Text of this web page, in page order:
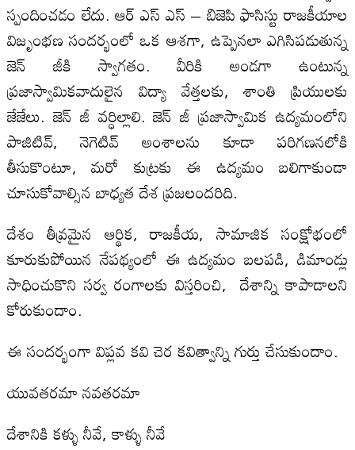
స్పందించడం లేదు. ఆర్ ఎస్ ఎస్ – బిజెపి ఫాసిస్టు రాజకీయాల
విజృంభణ సందర్భంలో ఒక ఆశగా, ఉప్పెనలా ఎగిసిపడుతున్న
జెన్ జీకి స్వాగతం. వీరికి అండగా ఉంటున్న
ప్రజాస్వామికవాదులైన విద్యా వేత్తలకు, శాంతి ప్రియులకు
జేజేలు. జెన్ జీ వర్ధిల్లాలి. జెన్ జీ ప్రజాస్వామిక ఉద్యమంలోని
పాజిటివ్, నెగెటివ్ అంశాలను కూడా పరిగణనలోకి
తీసుకొంటూ, మరో కుట్రకు ఈ ఉద్యమం బలిగాకుండా
చూసుకోవాల్సిన బాధ్యత దేశ ప్రజలందరిది.
దేశం తీవ్రమైన ఆర్థిక, రాజకీయ, సామాజిక సంక్షోభంలో
కూరుకుపోయిన నేప‌థ్యంలో ఈ ఉద్యమం బలపడి, డిమాండ్లు
సాధించుకొని సర్వ రంగాలకు విస్తరించి, దేశాన్ని కాపాడాలని
కోరుకుందాం.
ఈ సందర్భంగా విప్లవ కవి చెర కవిత్వాన్ని గుర్తు చేసుకుందాం.
యువతరమా నవతరమా
దేశానికి కళ్ళు నీవే, కాళ్ళు నీవే